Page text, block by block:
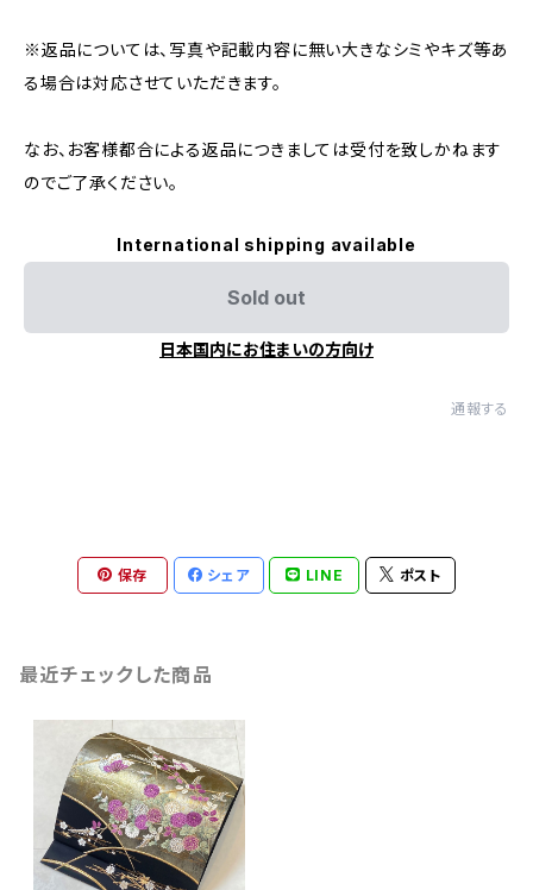
※返品については、写真や記載内容に無い大きなシミやキズ等あ
る場合は対応させていただきます。
なお、お客様都合による返品につきましては受付を致しかねます
のでご了承ください。
International shipping available
Sold out
日本国内にお住まいの方向け
通報する
保存 シェア LINE ポスト
最近チェックした商品